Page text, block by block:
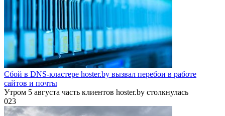
Сбой в DNS-кластере hoster.by вызвал перебои в работе
сайтов и почты
Утром 5 августа часть клиентов hoster.by столкнулась
023